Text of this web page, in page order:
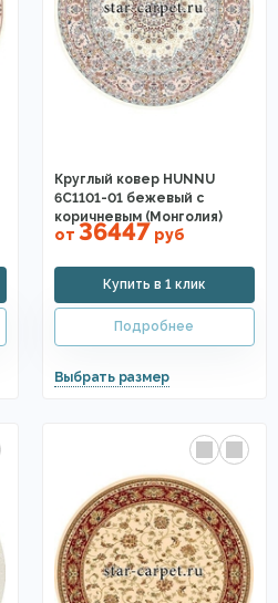
Круглый ковер HUNNU
6C1101-01 бежевый с
коричневым (Монголия)
от 36447 руб